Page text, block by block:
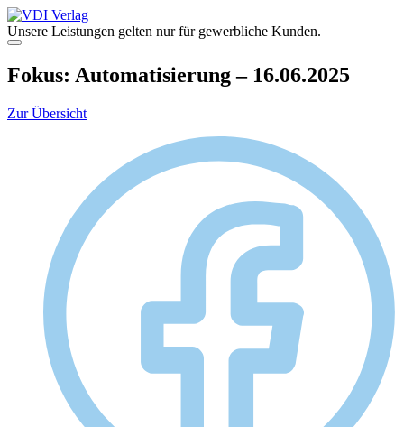
Zum
Inhalt
springen
Unsere Leistungen gelten nur für gewerbliche Kunden.
Menü
Fokus: Automatisierung – 16.06.2025
Zur Übersicht